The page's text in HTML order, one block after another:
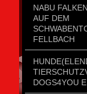
NABU
AUF DEM
FELLBACH
DOGS4YOU